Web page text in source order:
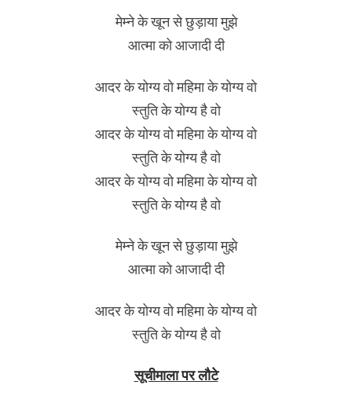
मेम्ने के खून से छुड़ाया मुझे
आत्मा को आजादी दी
आदर के योग्य वो महिमा के योग्य वो
स्तुति के योग्य है वो
आदर के योग्य वो महिमा के योग्य वो
स्तुति के योग्य है वो
आदर के योग्य वो महिमा के योग्य वो
स्तुति के योग्य है वो
मेम्ने के खून से छुड़ाया मुझे
आत्मा को आजादी दी
आदर के योग्य वो महिमा के योग्य वो
स्तुति के योग्य है वो
सूचीमाला पर लौटे